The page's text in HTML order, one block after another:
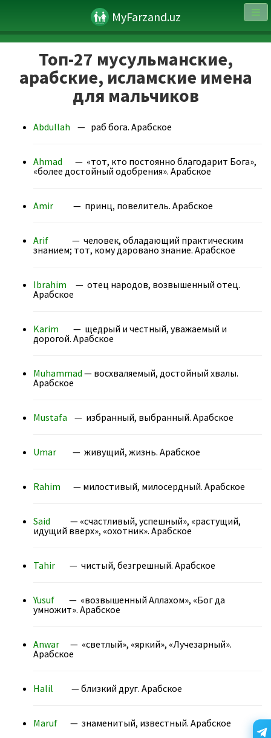
MyFarzand.uz
Топ-27 мусульманские,
арабские, исламские имена
для мальчиков
Abdullah — раб бога. Арабское
Ahmad
— «тот, кто постоянно благодарит Бога»,
«более достойный одобрения». Арабское
Amir — принц, повелитель. Арабское
Arif
— человек, обладающий практическим
знанием; тот, кому даровано знание. Арабское
Ibrahim
— отец народов, возвышенный отец.
Арабское
Karim
— щедрый и честный, уважаемый и
дорогой. Арабское
Muhammad — восхваляемый, достойный хвалы.
Арабское
Mustafa — избранный, выбранный. Арабское
Umar — живущий, жизнь. Арабское
Rahim — милостивый, милосердный. Арабское
Said
— «счастливый, успешный», «растущий,
идущий вверх», «охотник». Арабское
Tahir — чистый, безгрешный. Арабское
Yusuf
— «возвышенный Аллахом», «Бог да
умножит». Арабское
Anwar
— «светлый», «яркий», «Лучезарный».
Арабское
Halil — близкий друг. Арабское
Maruf — знаменитый, известный. Арабское